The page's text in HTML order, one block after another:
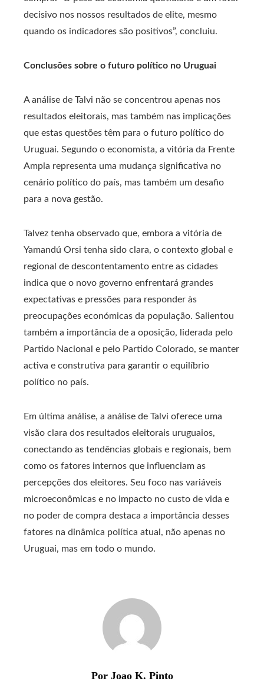
decisivo nos nossos resultados de elite, mesmo
quando os indicadores são positivos”, concluiu.
Conclusões sobre o futuro político no Uruguai
A análise de Talvi não se concentrou apenas nos
resultados eleitorais, mas também nas implicações
que estas questões têm para o futuro político do
Uruguai. Segundo o economista, a vitória da Frente
Ampla representa uma mudança significativa no
cenário político do país, mas também um desafio
para a nova gestão.
Talvez tenha observado que, embora a vitória de
Yamandú Orsi tenha sido clara, o contexto global e
regional de descontentamento entre as cidades
indica que o novo governo enfrentará grandes
expectativas e pressões para responder às
preocupações económicas da população. Salientou
também a importância de a oposição, liderada pelo
Partido Nacional e pelo Partido Colorado, se manter
activa e construtiva para garantir o equilíbrio
político no país.
Em última análise, a análise de Talvi oferece uma
visão clara dos resultados eleitorais uruguaios,
conectando as tendências globais e regionais, bem
como os fatores internos que influenciam as
percepções dos eleitores. Seu foco nas variáveis ​​
microeconômicas e no impacto no custo de vida e
no poder de compra destaca a importância desses
fatores na dinâmica política atual, não apenas no
Uruguai, mas em todo o mundo.
Por Joao K. Pinto